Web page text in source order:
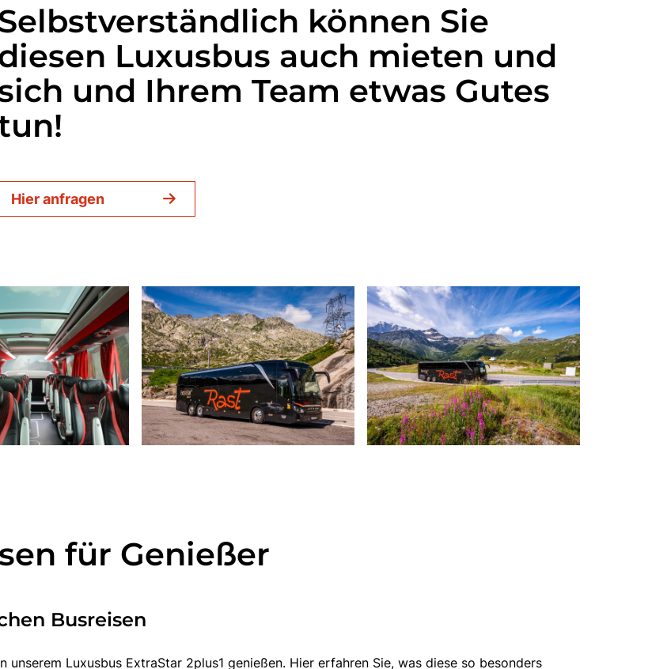
können Sie
Luxusbus auch mieten und
und Ihrem Team etwas Gutes
Hier anfragen
für Genießer
Busreisen
unserem Luxusbus ExtraStar 2plus1 genießen. Hier erfahren Sie, was diese so besonders